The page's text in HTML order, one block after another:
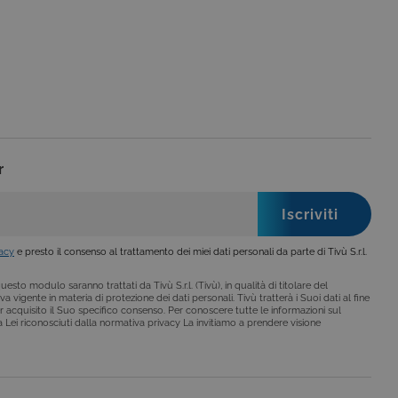
e presto il consenso al trattamento dei miei dati personali da parte di Tivù S.r.l.
modulo saranno trattati da Tivù S.r.l. (Tivù), in qualità di titolare del
vigente in materia di protezione dei dati personali. Tivù tratterà i Suoi dati al fine
il Suo specifico consenso. Per conoscere tutte le informazioni sul
riconosciuti dalla normativa privacy La invitiamo a prendere visione
impostati solo in
come la corretta
da siti scritti con
da siti scritti con
mantenere una